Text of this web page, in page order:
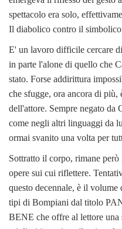
spettacolo era solo,
Il diabolico contro il
E' un lavoro difficile cercare
in parte l'alone di quello che
stato. Forse addirittura
che sfugge, ora ancora di più,
dell'attore. Sempre negato da
come negli altri linguaggi da
ormai svanito una volta per
Sottratto il corpo, rimane però
opere sui cui riflettere.
questo decennale, è il volume
tipi di Bompiani dal titolo
BENE che offre al lettore una